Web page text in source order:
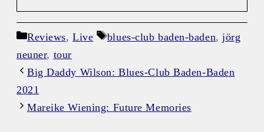
Kategorien
Reviews,Live Schlagwörter
blues-club baden-baden,jörg
neuner, tour
Big Daddy Wilson: Blues-Club Baden-Baden
2021
Mareike Wiening: Future Memories